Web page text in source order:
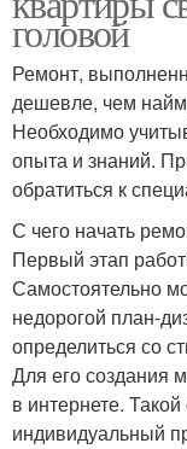
головой
Ремонт,
дешевле, чем
Необходимо
опыта и знаний.
обратиться к
С чего начать
Первый этап
Самостоятельно
недорогой план-
определиться со
Для его создания
в интернете.
индивидуальный